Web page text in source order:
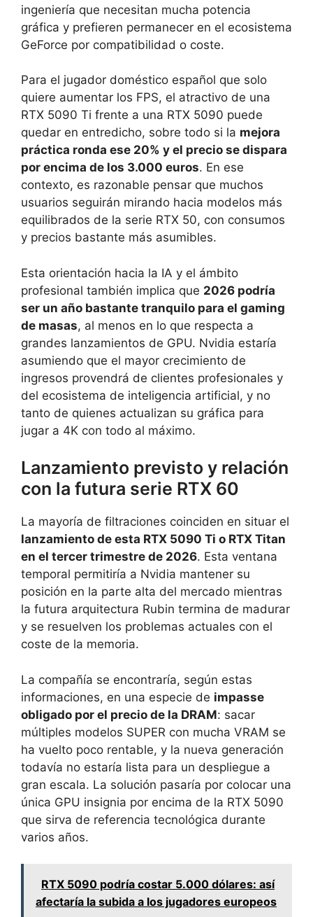
ingeniería que necesitan mucha potencia
gráfica y prefieren permanecer en el ecosistema
GeForce por compatibilidad o coste.
Para el jugador doméstico español que solo
quiere aumentar los FPS, el atractivo de una
RTX 5090 Ti frente a una RTX 5090 puede
quedar en entredicho, sobre todo si la mejora
práctica ronda ese 20% y el precio se dispara
por encima de los 3.000 euros. En ese
contexto, es razonable pensar que muchos
usuarios seguirán mirando hacia modelos más
equilibrados de la serie RTX 50, con consumos
y precios bastante más asumibles.
Esta orientación hacia la IA y el ámbito
profesional también implica que 2026 podría
ser un año bastante tranquilo para el gaming
de masas, al menos en lo que respecta a
grandes lanzamientos de GPU. Nvidia estaría
asumiendo que el mayor crecimiento de
ingresos provendrá de clientes profesionales y
del ecosistema de inteligencia artificial, y no
tanto de quienes actualizan su gráfica para
jugar a 4K con todo al máximo.
Lanzamiento previsto y relación
con la futura serie RTX 60
La mayoría de filtraciones coinciden en situar el
lanzamiento de esta RTX 5090 Ti o RTX Titan
en el tercer trimestre de 2026. Esta ventana
temporal permitiría a Nvidia mantener su
posición en la parte alta del mercado mientras
la futura arquitectura Rubin termina de madurar
y se resuelven los problemas actuales con el
coste de la memoria.
La compañía se encontraría, según estas
informaciones, en una especie de impasse
obligado por el precio de la DRAM: sacar
múltiples modelos SUPER con mucha VRAM se
ha vuelto poco rentable, y la nueva generación
todavía no estaría lista para un despliegue a
gran escala. La solución pasaría por colocar una
única GPU insignia por encima de la RTX 5090
que sirva de referencia tecnológica durante
varios años.
RTX 5090 podría costar 5.000 dólares: así
afectaría la subida a los jugadores europeos